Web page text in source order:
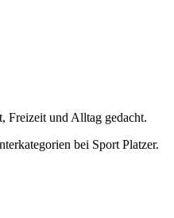
Freizeit und Alltag gedacht.
bei Sport Platzer.